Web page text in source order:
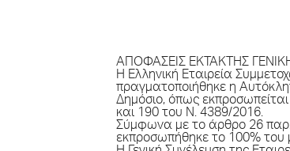
ΑΠΟΦΑΣΕΙΣ ΕΚΤΑΚΤΗΣ
H Ελληνική Εταιρεία
πραγματοποιήθηκε η
Δημόσιο, όπως
και 190 του Ν. 4389/2016.
Σύμφωνα με το άρθρο 26
εκπροσωπήθηκε το 100% του